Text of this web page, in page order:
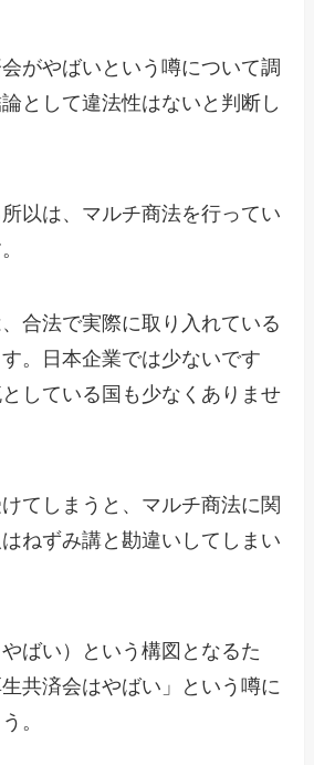
がやばいという噂について調
として違法性はないと判断し
以は、マルチ商法を行ってい
合法で実際に取り入れている
。日本企業では少ないです
している国も少なくありませ
てしまうと、マルチ商法に関
ねずみ講と勘違いしてしまい
ばい）という構図となるた
共済会はやばい」という噂に
。